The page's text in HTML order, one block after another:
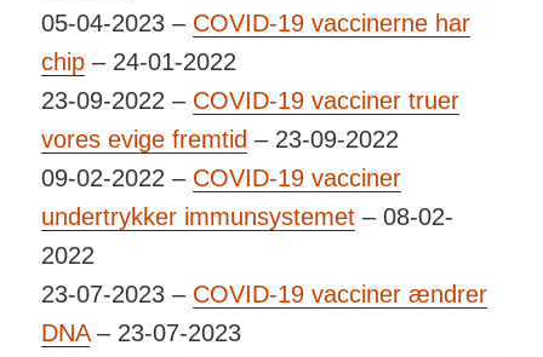
05-04-2023 – COVID-19 vaccinerne har
chip – 24-01-2022
23-09-2022 – COVID-19 vacciner truer
vores evige fremtid – 23-09-2022
09-02-2022 – COVID-19 vacciner
undertrykker immunsystemet – 08-02-
2022
23-07-2023 – COVID-19 vacciner ændrer
DNA– 23-07-2023